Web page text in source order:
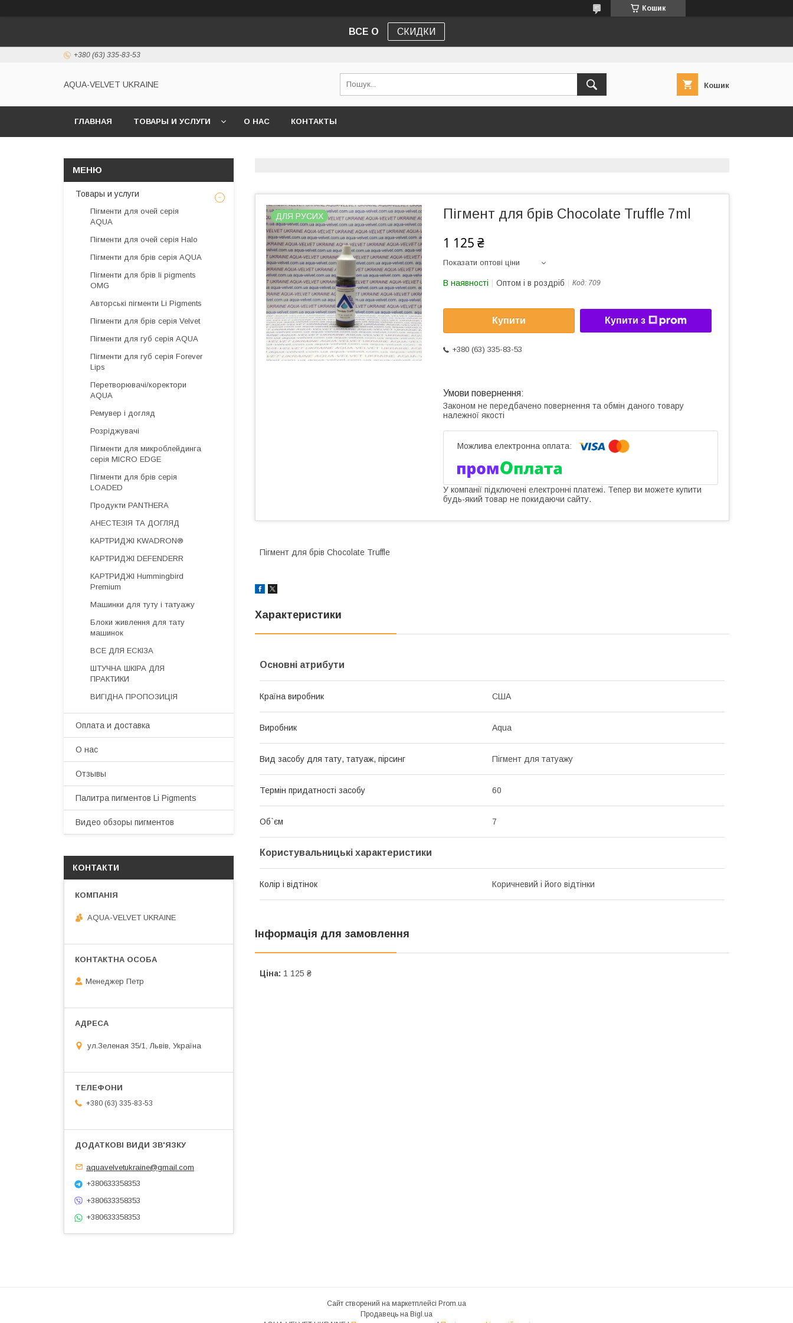
Кошик
ВСЕ О СКИДКИ
+380 (63) 335-83-53
AQUA-VELVET UKRAINE Кошик
ГЛАВНАЯ ТОВАРЫ И УСЛУГИ О НАС КОНТАКТЫ
ДЛЯ РУСИХ Пігмент для брів Chocolate Truffle 7ml
1 125 ₴
Показати оптові ціни
В наявності Оптом і в роздріб Код: 709
Купити Купити з
+380 (63) 335-83-53
Законом не передбачено повернення та обмін даного товару
належної якості
У компанії підключені електронні платежі. Тепер ви можете купити
будь-який товар не покидаючи сайту.
Пігмент для брів Chocolate Truffle
Характеристики
Основні атрибути
Країна виробник США
Виробник Aqua
Вид засобу для тату, татуаж, пірсинг Пігмент для татуажу
Термін придатності засобу 60
Об`єм 7
Користувальницькі характеристики
Колір і відтінок Коричневий і його відтінки
Інформація для замовлення
Ціна: 1 125 ₴
Товары и услуги
Пігменти для очей серія
AQUA
Пігменти для очей серія Halo
Пігменти для брів серія AQUA
Пігменти для брів li pigments
OMG
Авторські пігменти Li Pigments
Пігменти для брів серія Velvet
Пігменти для губ серія AQUA
Пігменти для губ серія Forever
Lips
Перетворювачі/коректори
AQUA
Ремувер і догляд
Розріджувачі
Пігменти для микроблейдинга
серія MICRO EDGE
Пігменти для брів серія
LOADED
Продукти PANTHERA
АНЕСТЕЗІЯ ТА ДОГЛЯД
КАРТРИДЖІ KWADRON®
КАРТРИДЖІ DEFENDERR
КАРТРИДЖІ Hummingbird
Premium
Машинки для туту і татуажу
Блоки живлення для тату
машинок
ВСЕ ДЛЯ ЕСКІЗА
ШТУЧНА ШКІРА ДЛЯ
ПРАКТИКИ
ВИГІДНА ПРОПОЗИЦІЯ
Оплата и доставка
О нас
Отзывы
Палитра пигментов Li Pigments
Видео обзоры пигментов
КОНТАКТИ
AQUA-VELVET UKRAINE
Менеджер Петр
ул.Зеленая 35/1, Львів, Україна
+380 (63) 335-83-53
aquavelvetukraine@gmail.com
+380633358353
+380633358353
+380633358353
Сайт створений на маркетплейсі Prom.ua
Продавець на Bigl.ua